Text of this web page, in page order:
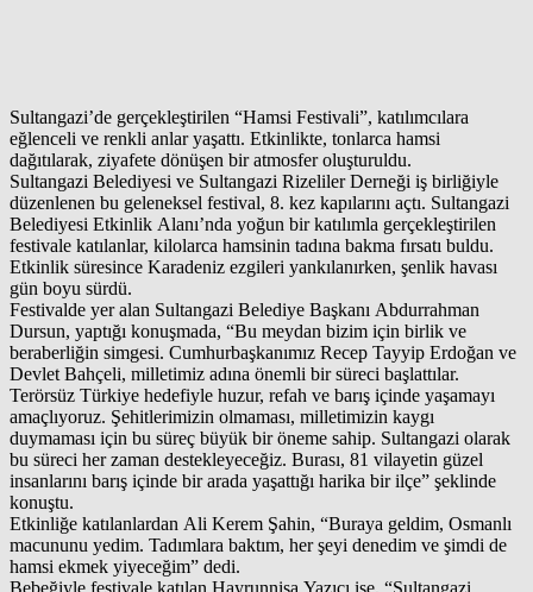
Sultangazi’de gerçekleştirilen “Hamsi Festivali”, katılımcılara
eğlenceli ve renkli anlar yaşattı. Etkinlikte, tonlarca hamsi
dağıtılarak, ziyafete dönüşen bir atmosfer oluşturuldu.
Sultangazi Belediyesi ve Sultangazi Rizeliler Derneği iş birliğiyle
düzenlenen bu geleneksel festival, 8. kez kapılarını açtı. Sultangazi
Belediyesi Etkinlik Alanı’nda yoğun bir katılımla gerçekleştirilen
festivale katılanlar, kilolarca hamsinin tadına bakma fırsatı buldu.
Etkinlik süresince Karadeniz ezgileri yankılanırken, şenlik havası
gün boyu sürdü.
Festivalde yer alan Sultangazi Belediye Başkanı Abdurrahman
Dursun, yaptığı konuşmada, “Bu meydan bizim için birlik ve
beraberliğin simgesi. Cumhurbaşkanımız Recep Tayyip Erdoğan ve
Devlet Bahçeli, milletimiz adına önemli bir süreci başlattılar.
Terörsüz Türkiye hedefiyle huzur, refah ve barış içinde yaşamayı
amaçlıyoruz. Şehitlerimizin olmaması, milletimizin kaygı
duymaması için bu süreç büyük bir öneme sahip. Sultangazi olarak
bu süreci her zaman destekleyeceğiz. Burası, 81 vilayetin güzel
insanlarını barış içinde bir arada yaşattığı harika bir ilçe” şeklinde
konuştu.
Etkinliğe katılanlardan Ali Kerem Şahin, “Buraya geldim, Osmanlı
macununu yedim. Tadımlara baktım, her şeyi denedim ve şimdi de
hamsi ekmek yiyeceğim” dedi.
Bebeğiyle festivale katılan Hayrunnisa Yazıcı ise, “Sultangazi